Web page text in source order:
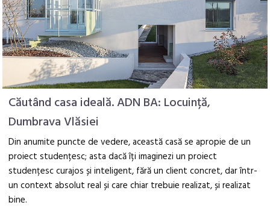
Căutând casa ideală. ADN BA: Locuință,
Dumbrava Vlăsiei
Din anumite puncte de vedere, această casă se apropie de un
proiect studențesc; asta dacă îți imaginezi un proiect
studențesc curajos și inteligent, fără un client concret, dar într-
un context absolut real și care chiar trebuie realizat, și realizat
bine.